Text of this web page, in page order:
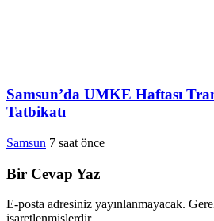
Samsun’da UMKE Haftası
Tatbikatı
Samsun 7 saat önce
Bir Cevap Yaz
E-posta adresiniz yayınlanmayacak.